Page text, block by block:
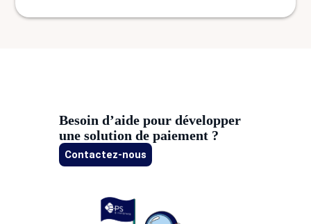
Besoin d’aide pour développer
une solution de paiement ?
Contactez-nous